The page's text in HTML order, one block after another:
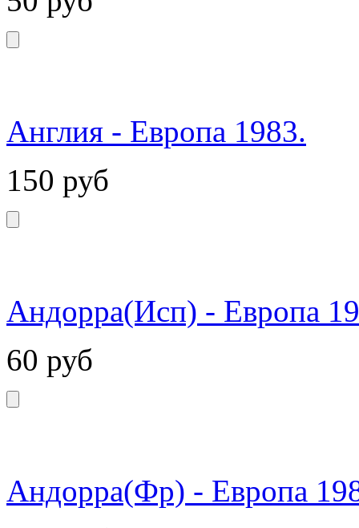
Англия - Европа 1983.
150 руб
Андорра(Исп) - Европа
60 руб
Андорра(Фр) - Европа